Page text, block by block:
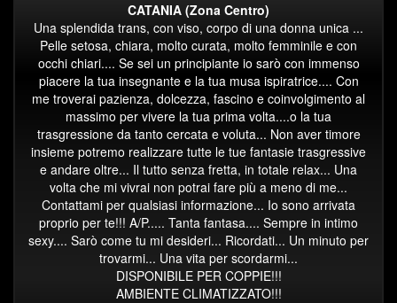
CATANIA (Zona Centro)
Una splendida trans, con viso, corpo di una donna unica ...
Pelle setosa, chiara, molto curata, molto femminile e con
occhi chiari.... Se sei un principiante io sarò con immenso
piacere la tua insegnante e la tua musa ispiratrice.... Con
me troverai pazienza, dolcezza, fascino e coinvolgimento al
massimo per vivere la tua prima volta....o la tua
trasgressione da tanto cercata e voluta... Non aver timore
insieme potremo realizzare tutte le tue fantasie trasgressive
e andare oltre... Il tutto senza fretta, in totale relax... Una
volta che mi vivrai non potrai fare più a meno di me...
Contattami per qualsiasi informazione... Io sono arrivata
proprio per te!!! A/P..... Tanta fantasa.... Sempre in intimo
sexy.... Sarò come tu mi desideri... Ricordati... Un minuto per
trovarmi... Una vita per scordarmi...
DISPONIBILE PER COPPIE!!!
AMBIENTE CLIMATIZZATO!!!